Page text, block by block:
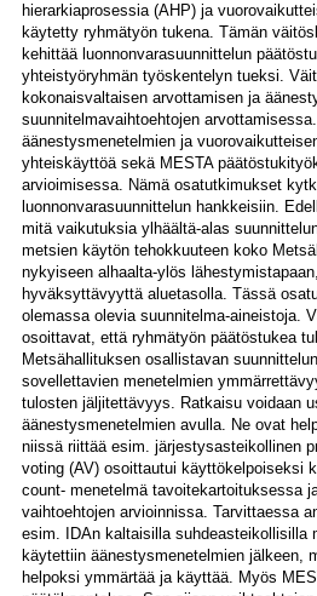
hierarkiaprosessia (AHP) ja
käytetty ryhmätyön tukena. Tämän
kehittää luonnonvarasuunnittelun
yhteistyöryhmän työskentelyn tueksi.
kokonaisvaltaisen arvottamisen ja
suunnitelmavaihtoehtojen
äänestysmenetelmien ja
yhteiskäyttöä sekä MESTA
arvioimisessa. Nämä osatutkimukset
luonnonvarasuunnittelun hankkeisiin.
mitä vaikutuksia ylhäältä-alas
metsien käytön tehokkuuteen koko
nykyiseen alhaalta-ylös
hyväksyttävyyttä aluetasolla. Tässä
olemassa olevia suunnitelma-aineistoja.
osoittavat, että ryhmätyön päätöstukea
Metsähallituksen osallistavan
sovellettavien menetelmien
tulosten jäljitettävyys. Ratkaisu voidaan
äänestysmenetelmien avulla. Ne ovat
niissä riittää esim. järjestysasteikollinen
voting (AV) osoittautui käyttökelpoiseksi
count- menetelmä tavoitekartoituksessa
vaihtoehtojen arvioinnissa. Tarvittaessa
esim. IDAn kaltaisilla suhdeasteikollisilla
käytettiin äänestysmenetelmien jälkeen,
helpoksi ymmärtää ja käyttää. Myös